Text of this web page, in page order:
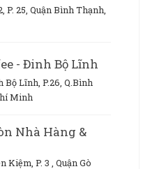
P. 25, Quận Bình Thạnh,
- Đinh Bộ Lĩnh
Bộ Lĩnh, P.26, Q.Bình
Minh
Nhà Hàng &
Kiệm, P. 3 , Quận Gò